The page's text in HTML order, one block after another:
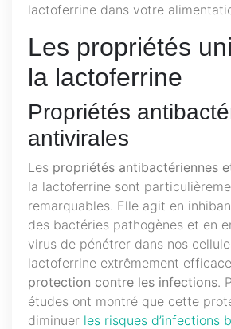
lactoferrine dans votre
Les propriétés
la lactoferrine
Propriétés
antivirales
Les propriétés antibactériennes
la lactoferrine sont
remarquables. Elle agit en
des bactéries pathogènes et en
virus de pénétrer dans nos
lactoferrine extrêmement
protection contre les infections.
études ont montré que cette
diminuer les risques d’infections